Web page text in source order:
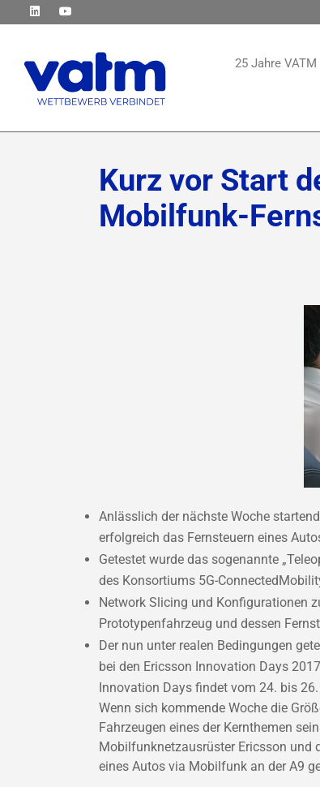
25 Jahre VATM
Kurz vor Start
Mobilfunk-
Anlässlich der nächste Woche
erfolgreich das Fernsteuern eines
Getestet wurde das sogenannte
des Konsortiums 5G-
Network Slicing und Konfigurationen
Prototypenfahrzeug und dessen
Der nun unter realen Bedingungen
bei den Ericsson Innovation Days
Innovation Days findet vom 24. bis
Wenn sich kommende Woche die
Fahrzeugen eines der Kernthemen
Mobilfunknetzausrüster Ericsson und
eines Autos via Mobilfunk an der A9